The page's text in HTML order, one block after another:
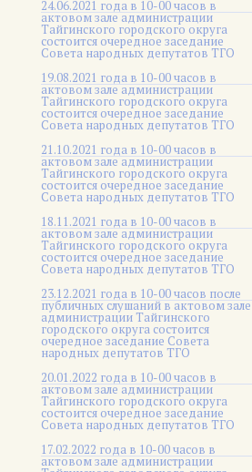
24.06.2021 года в 10-00 часов в
актовом зале администрации
Тайгинского городского округа
состоится очередное заседание
Совета народных депутатов ТГО
19.08.2021 года в 10-00 часов в
актовом зале администрации
Тайгинского городского округа
состоится очередное заседание
Совета народных депутатов ТГО
21.10.2021 года в 10-00 часов в
актовом зале администрации
Тайгинского городского округа
состоится очередное заседание
Совета народных депутатов ТГО
18.11.2021 года в 10-00 часов в
актовом зале администрации
Тайгинского городского округа
состоится очередное заседание
Совета народных депутатов ТГО
23.12.2021 года в 10-00 часов после
публичных слушаний в актовом зале
администрации Тайгинского
городского округа состоится
очередное заседание Совета
народных депутатов ТГО
20.01.2022 года в 10-00 часов в
актовом зале администрации
Тайгинского городского округа
состоится очередное заседание
Совета народных депутатов ТГО
17.02.2022 года в 10-00 часов в
актовом зале администрации